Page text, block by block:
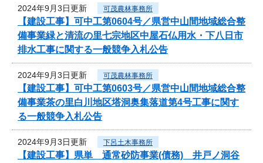
2024年9月3日更新 可茂農林事務所
【建設工事】可中工第0604号／県営中山間地域総合整
備事業緑と清流の里七宗地区中屋石仏用水・下八日市
排水工事に関する一般競争入札公告
2024年9月3日更新 可茂農林事務所
【建設工事】可中工第0603号／県営中山間地域総合整
備事業茶の里白川地区塔洞奥集落道第4号工事に関す
る一般競争入札公告
2024年9月3日更新 下呂土木事務所
【建設工事】県単 通常砂防事業(債務) 井戸ノ洞谷